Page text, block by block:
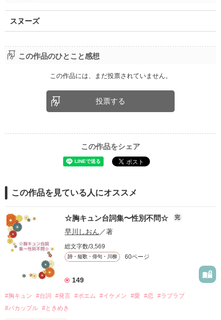
スヌーズ
この作品のひとこと感想
この作品には、まだ投票されていません。
投票する
この作品をシェア
この作品を見ている人にオススメ
☆胸キュン台詞集〜性別不問☆ 完
早川しおん ／著
総文字数/3,569
詩・短歌・俳句・川柳 60ページ
149
#胸キュン #台詞 #発言 #ポエム #イケメン #愛 #恋 #ラブラブ
#バカップル #ときめき